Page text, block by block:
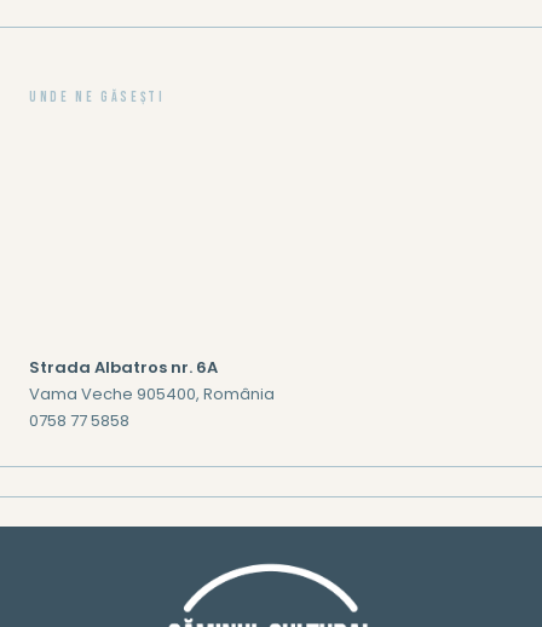
Unde ne găseşti
Strada Albatros nr. 6A
Vama Veche 905400, România
0758 77 5858